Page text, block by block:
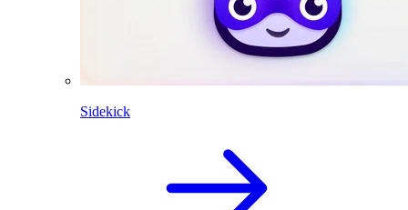
Sidekick